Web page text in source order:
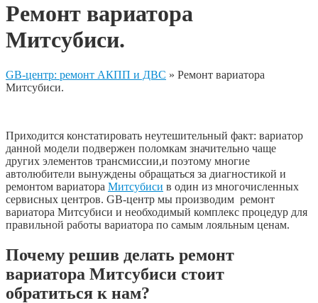
Ремонт вариатора
Митсубиси.
GB-центр: ремонт АКПП и ДВС » Ремонт вариатора
Митсубиси.
Приходится констатировать неутешительный факт: вариатор
данной модели подвержен поломкам значительно чаще
других элементов трансмиссии,и поэтому многие
автолюбители вынуждены обращаться за диагностикой и
ремонтом вариатора Митсубиси в один из многочисленных
сервисных центров. GB-центр мы производим ремонт
вариатора Митсубиси и необходимый комплекс процедур для
правильной работы вариатора по самым лояльным ценам.
Почему решив делать ремонт
вариатора Митсубиси стоит
обратиться к нам?